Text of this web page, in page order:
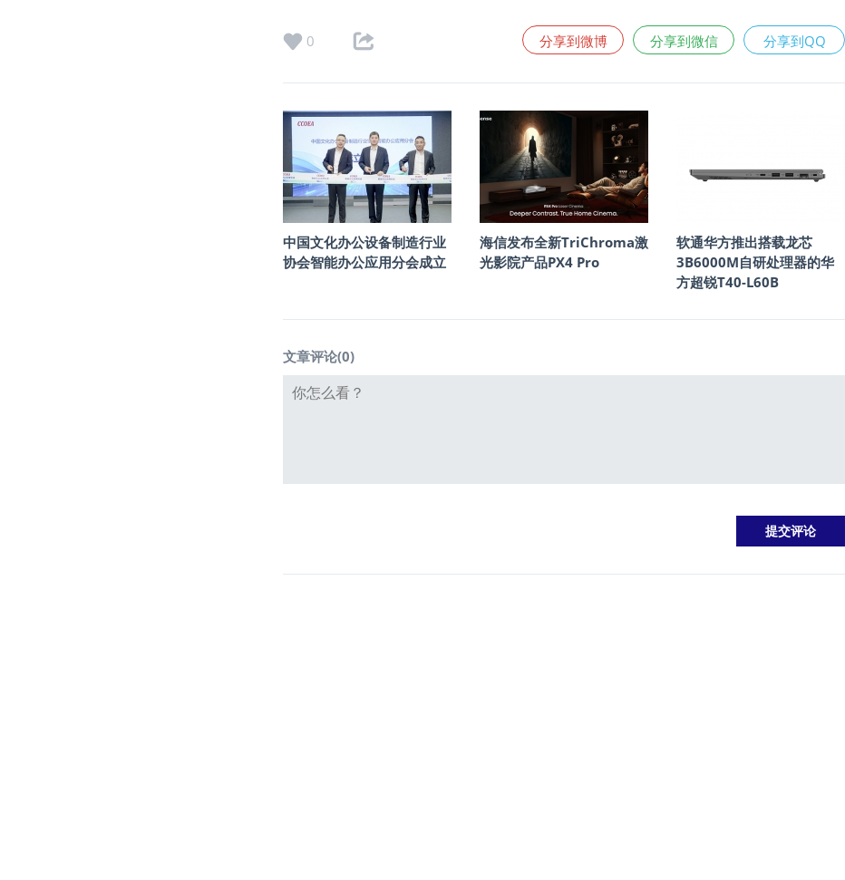
0 分享到微博 分享到微信 分享到QQ
中国文化办公设备制造行业
协会智能办公应用分会成立
海信发布全新TriChroma激
光影院产品PX4 Pro
软通华方推出搭载龙芯
3B6000M自研处理器的华
方超锐T40-L60B
文章评论(0)